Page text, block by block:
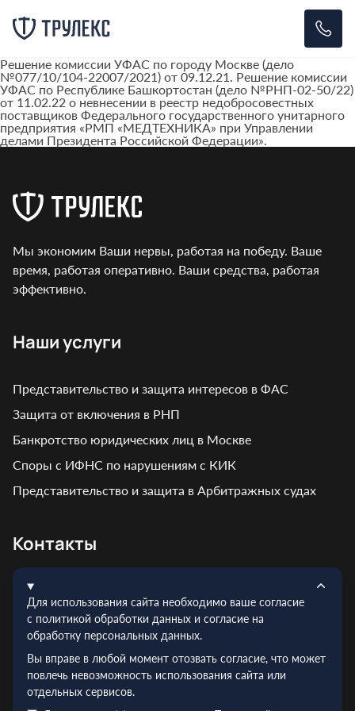
Решение комиссии УФАС по городу Москве (дело
№077/10/104-22007/2021) от 09.12.21. Решение комиссии
УФАС по Республике Башкортостан (дело №РНП-02-50/22)
от 11.02.22 о невнесении в реестр недобросовестных
поставщиков Федерального государственного унитарного
предприятия «РМП «МЕДТЕХНИКА» при Управлении
делами Президента Российской Федерации».
Мы экономим Ваши нервы, работая на победу. Ваше
время, работая оперативно. Ваши средства, работая
эффективно.
Наши услуги
Представительство и защита интересов в ФАС
Защита от включения в РНП
Банкротство юридических лиц в Москве
Споры с ИФНС по нарушениям с КИК
Представительство и защита в Арбитражных судах
Контакты
Адрес: г. Москва, ул. Кирпичная, д. 7
Эл.почта:info@truelex.ru
Телефон:+7 (495) 128‑48‑56
ИНН: 9719026910
ОГРН: 1227700352054
Для использования сайта необходимо ваше согласие
с политикой обработки данных и согласие на
обработку персональных данных.
Вы вправе в любой момент отозвать согласие, что может
повлечь невозможность использования сайта или
отдельных сервисов.